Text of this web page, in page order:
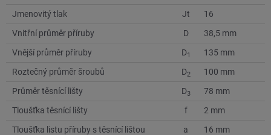
Jmenovitý tlak
Jt
16
Vnitřní průměr příruby
D
38,5 mm
Vnější průměr příruby
D1
135 mm
Roztečný průměr šroubů
D2
100 mm
Průměr těsnící lišty
D3
78 mm
Tloušťka těsnící lišty
f
2 mm
Tloušťka listu příruby s těsnící lištou
a
16 mm